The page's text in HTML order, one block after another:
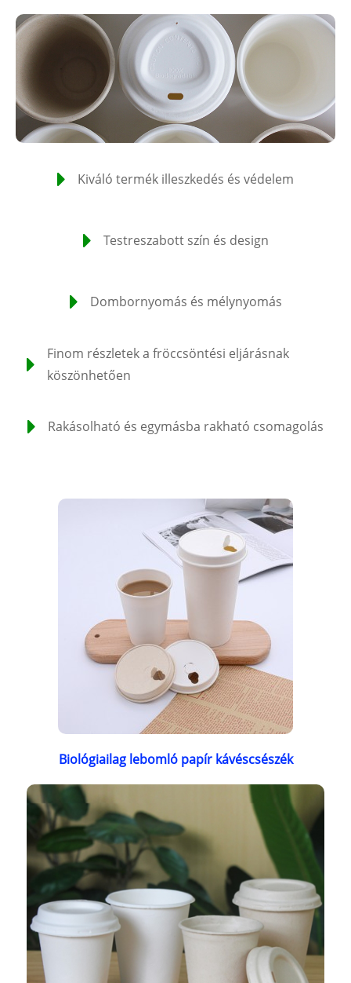
Kiváló termék illeszkedés és védelem
Testreszabott szín és design
Dombornyomás és mélynyomás
Finom részletek a fröccsöntési eljárásnak
köszönhetően
Rakásolható és egymásba rakható csomagolás
Biológiailag lebomló papír kávéscsészék